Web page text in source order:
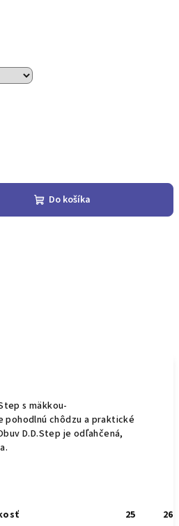
Do košíka
s mäkkou-
pohodlnú chôdzu a praktické
D.D.Step je odľahčená,
25
26